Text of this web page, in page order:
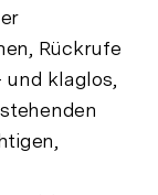
Rückrufe
und klaglos,